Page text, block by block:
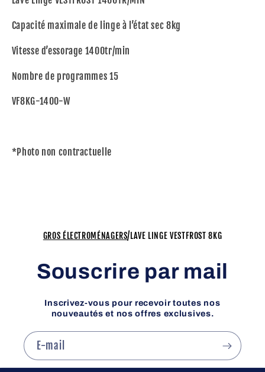
Capacité maximale de linge à l’état sec 8kg
Vitesse d’essorage 1400tr/min
Nombre de programmes 15
VF8KG-1400-W
*Photo non contractuelle
GROS ÉLECTROMÉNAGERS/LAVE LINGE VESTFROST 8KG
Souscrire par mail
Inscrivez-vous pour recevoir toutes nos
nouveautés et nos offres exclusives.
E-mail